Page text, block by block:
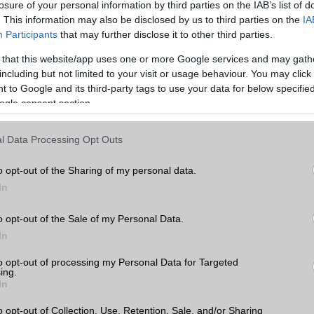
of your personal information by third parties on the IAB’s list of
This information may also be disclosed by us to third parties on the
Participants that may further disclose it to other third parties.
that this website/app uses one or more Google services and may
but not limited to your visit or usage behaviour. You may
to Google and its third-party tags to use your data for below
consent section.
Data Processing Opt Outs
opt-out of the Sharing of my personal data.
opt-out of the Sale of my Personal Data.
opt-out of processing my Personal Data for Targeted
opt-out of Collection, Use, Retention, Sale, and/or Sharing
előtt érdemes átgondolni, hogy mire is használnánk a készüléket. Ha
akkor például fontos lehet a nagy kijelző és a hosszú akkumulátor-
érdekel, hogy a legújabb és legjobb kamerával rendelkező készüléket szeretnéd,
amikor két mobiltelefont hasonlítunk össze, az ár. A mobiltelefonok széles
fontos, hogy az árakat összehasonlítsuk, és kiválasszuk a legjobb értéket
figyelembe kell vennünk a készülék belső hardverét, amely befolyásolja a
az egyik legfontosabb tényező, amikor egy mobiltelefont választunk. Az
azok számára, akik sokat utaznak, vagy sok időt töltenek el útközben. Az
és az energiatakarékos funkcióknak köszönhetően egyes készülékek
nagyon fontos tényező. A készülékek operációs rendszere befolyásolja a
iOS rendszerrel rendelkező készülékek szigorúbb biztonsági szabályokkal